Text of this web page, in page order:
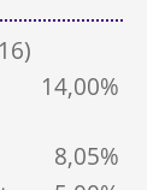
14,00%
8,05%